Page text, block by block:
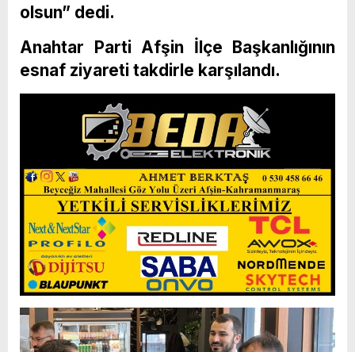
olsun” dedi.
Anahtar Parti Afşin İlçe Başkanlığının
esnaf ziyareti takdirle karşılandı.